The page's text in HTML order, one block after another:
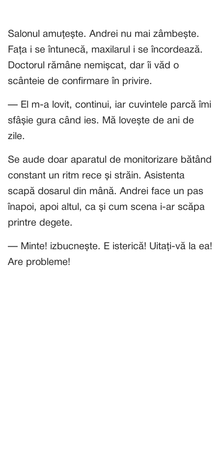
Salonul amuțește. Andrei nu mai zâmbește.
Fața i se întunecă, maxilarul i se încordează.
Doctorul rămâne nemișcat, dar îi văd o
scânteie de confirmare în privire.
— El m-a lovit, continui, iar cuvintele parcă îmi
sfâșie gura când ies. Mă lovește de ani de
zile.
Se aude doar aparatul de monitorizare bătând
constant un ritm rece și străin. Asistenta
scapă dosarul din mână. Andrei face un pas
înapoi, apoi altul, ca și cum scena i-ar scăpa
printre degete.
— Minte! izbucnește. E isterică! Uitați-vă la ea!
Are probleme!